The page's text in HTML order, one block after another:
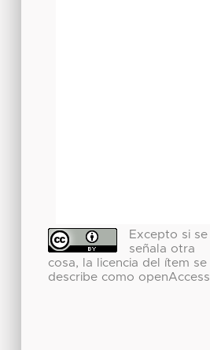
Excepto si se
señala otra
cosa, la licencia del ítem se
describe como openAccess